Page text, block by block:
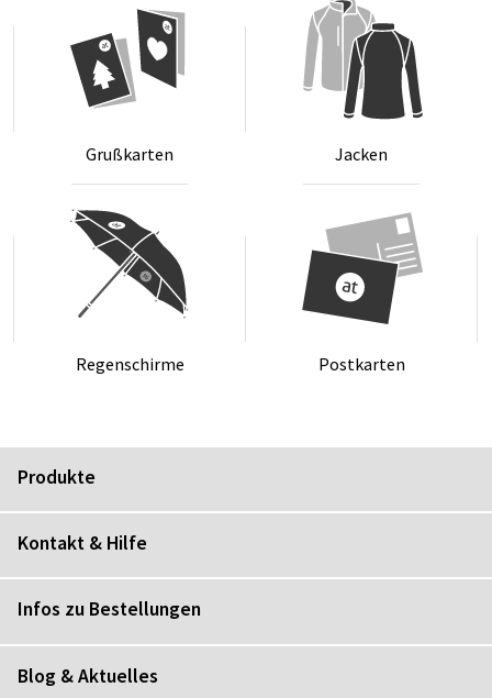
Gru­ß­kar­ten Ja­cken
Re­gen­schir­me Post­kar­ten
Produkte
Kontakt & Hilfe
Infos zu Bestellungen
Blog & Aktuelles